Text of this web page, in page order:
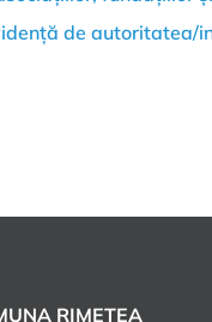
de autoritatea/
RIMETEA